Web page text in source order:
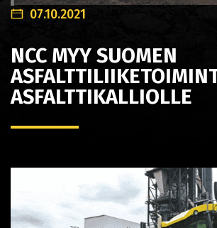
07.10.2021
NCC MYY SUOMEN
ASFALTTIKALLIOLLE